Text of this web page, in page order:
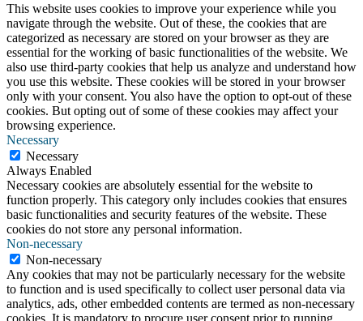
This website uses cookies to improve your experience while you
navigate through the website. Out of these, the cookies that are
categorized as necessary are stored on your browser as they are
essential for the working of basic functionalities of the website. We
also use third-party cookies that help us analyze and understand how
you use this website. These cookies will be stored in your browser
only with your consent. You also have the option to opt-out of these
cookies. But opting out of some of these cookies may affect your
browsing experience.
Necessary
Necessary
Always Enabled
Necessary cookies are absolutely essential for the website to
function properly. This category only includes cookies that ensures
basic functionalities and security features of the website. These
cookies do not store any personal information.
Non-necessary
Non-necessary
Any cookies that may not be particularly necessary for the website
to function and is used specifically to collect user personal data via
analytics, ads, other embedded contents are termed as non-necessary
cookies. It is mandatory to procure user consent prior to running